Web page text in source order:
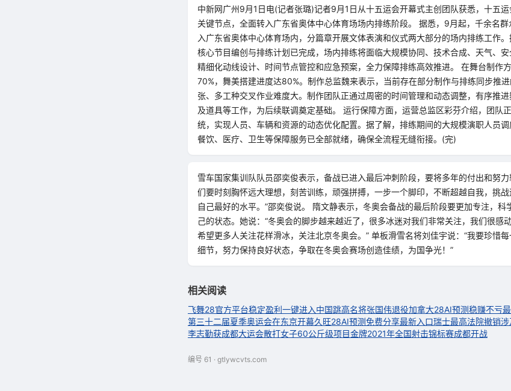
中新网广州9月1日电(记者张璐)记者9月1日从十五运会开幕式主创团队获悉，十五
关键节点，全面转入广东省奥体中心体育场场内排练阶段。 据悉，9月起，千余名
入广东省奥体中心体育场内，分篇章开展文体表演和仪式两大部分的场内排练工作
核心节目编创与排练计划已完成，场内排练将面临大规模协同、技术合成、天气、
精细化动线设计、时间节点管控和应急预案，全力保障排练高效推进。 在舞台制作
70%，舞美搭建进度达80%。制作总监魏来表示，当前存在部分制作与排练同步推
张、多工种交叉作业难度大。制作团队正通过周密的时间管理和动态调整，有序推
及道具等工作，为后续联调奠定基础。 运行保障方面，运营总监区彩芬介绍，团队
统，实现人员、车辆和资源的动态优化配置。据了解，排练期间的大规模演职人员
餐饮、医疗、卫生等保障服务已全部就绪，确保全流程无缝衔接。(完)
雪车国家集训队队员邵奕俊表示，备战已进入最后冲刺阶段，要将多年的付出和努
们要时刻胸怀远大理想，刻苦训练，顽强拼搏，一步一个脚印，不断超越自我，挑
自己最好的水平。”邵奕俊说。 隋文静表示，冬奥会备战的最后阶段要更加专注，科
己的状态。她说：“冬奥会的脚步越来越近了，很多冰迷对我们非常关注，我们很感
希望更多人关注花样滑冰，关注北京冬奥会。” 单板滑雪名将刘佳宇说：“我要珍惜
细节，努力保持良好状态，争取在冬奥会赛场创造佳绩，为国争光！”
相关阅读
飞舞28官方平台稳定盈利一键进入中国跳高名将张国伟退役加拿大28AI预测稳赚不亏
第三十二届夏季奥运会在东京开幕久旺28AI预测免费分享最新入口瑞士最高法院撤销
李志勤获成都大运会散打女子60公斤级项目金牌2021年全国射击锦标赛成都开战
编号 61 · gtlywcvts.com